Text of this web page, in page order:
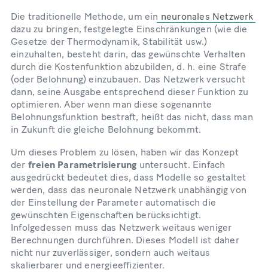
Die traditionelle Methode, um ein neuronales Netzwerk
dazu zu bringen, festgelegte Einschränkungen (wie die
Gesetze der Thermodynamik, Stabilität usw.)
einzuhalten, besteht darin, das gewünschte Verhalten
durch die Kostenfunktion abzubilden, d. h. eine Strafe
(oder Belohnung) einzubauen. Das Netzwerk versucht
dann, seine Ausgabe entsprechend dieser Funktion zu
optimieren. Aber wenn man diese sogenannte
Belohnungsfunktion bestraft, heißt das nicht, dass man
in Zukunft die gleiche Belohnung bekommt.
Um dieses Problem zu lösen, haben wir das Konzept
der freien Parametrisierung untersucht. Einfach
ausgedrückt bedeutet dies, dass Modelle so gestaltet
werden, dass das neuronale Netzwerk unabhängig von
der Einstellung der Parameter automatisch die
gewünschten Eigenschaften berücksichtigt.
Infolgedessen muss das Netzwerk weitaus weniger
Berechnungen durchführen. Dieses Modell ist daher
nicht nur zuverlässiger, sondern auch weitaus
skalierbarer und energieeffizienter.